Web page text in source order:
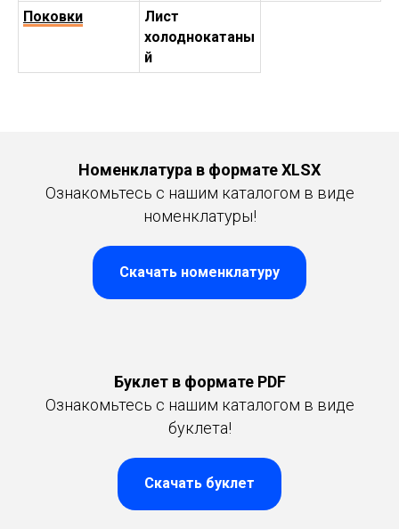
Поковки
Лист
холоднокатаны
й
Номенклатура в формате XLSX
Ознакомьтесь с нашим каталогом в виде
номенклатуры!
Скачать номенклатуру
Буклет в формате PDF
Ознакомьтесь с нашим каталогом в виде
буклета!
Скачать буклет